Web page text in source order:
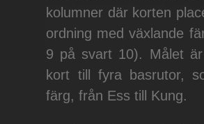
kolumner där korten
ordning med växlande
9 på svart 10). Målet
kort till fyra basrutor,
färg, från Ess till Kung.